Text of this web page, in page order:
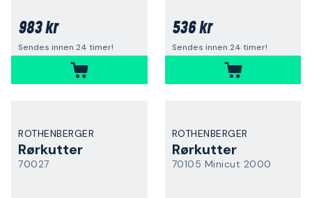
983 kr
Sendes innen 24 timer!
536 kr
Sendes innen 24 timer!
ROTHENBERGER
Rørkutter
70027
ROTHENBERGER
Rørkutter
70105 Minicut 2000